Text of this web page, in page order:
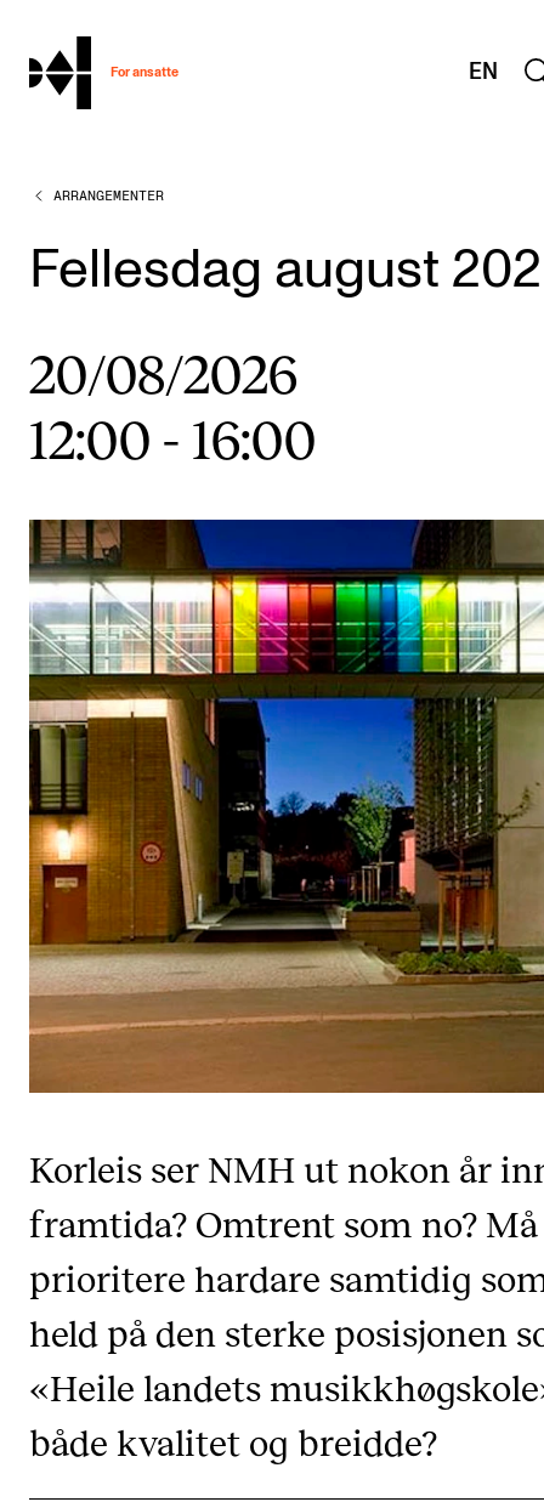
hjem
For ansatte EN
MITT ARBEIDSFORHOLD
Arbeidstid og lønn
Reiser og utveksling
Overordnet i mitt arbeid
Helse, miljø og sikkerhet
Nyansatt på NMH
VERKTØY OG HJELP
IT og digitale tjenester
Canvas
Innkjøp og økonomi
Kommunikasjon
Rom og bygg
Alle hjelpesider
UNDERVISNING OG STUDENTSTØTTE
Eksamen og vitnemål
Timeplaner og undervisning
Studentenes psykososiale læringsmiljø
Søknad og opptak
FORSKNING OG UTVIKLINGSARBEID
Om FoU på NMH
Livet rundt FoU
For ph.d.-programmet i musikkforskning
ARRANGEMENTER
Fellesdag august
20/08/2026
12:00 - 16:00
Korleis ser NMH ut nokon år
framtida? Omtrent som no?
prioritere hardare samtidig
held på den sterke posisjonen
«Heile landets
både kvalitet og breidde?